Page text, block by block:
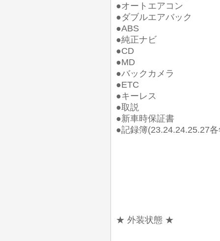
●オートエアコン
●ダブルエアバック
●ABS
●純正ナビ
●CD
●MD
●バックカメラ
●ETC
●キーレス
●取説
●新車時保証書
●記録簿(23.24.24.25.27
★ 外装状態 ★